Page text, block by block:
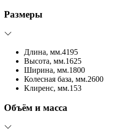
Размеры
Длина, мм.4195
Высота, мм.1625
Ширина, мм.1800
Колесная база, мм.2600
Клиренс, мм.153
Объём и масса